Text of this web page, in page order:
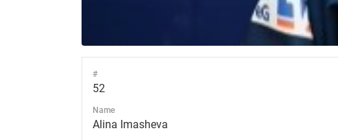
#
52
Name
Alina Imasheva